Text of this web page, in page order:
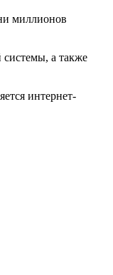
миллионов
системы, а также
интернет-